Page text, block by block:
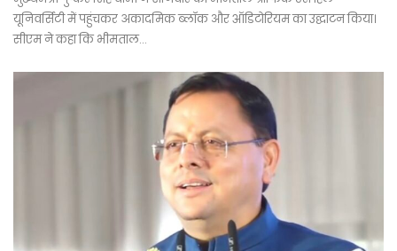
यूनिवर्सिटी में पहुंचकर अकादमिक ब्लॉक और ऑडिटोरियम का उद्घाटन किया।
सीएम ने कहा कि भीमताल…